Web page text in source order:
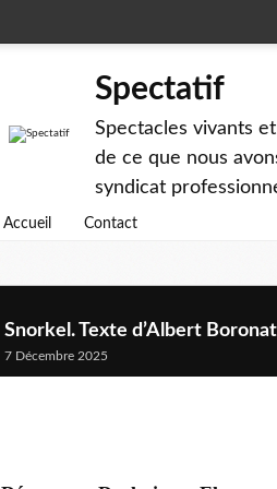
Spectatif
Spectacles vivants
de ce que nous
syndicat
Accueil Contact
Snorkel. Texte d’Albert
7 Décembre 2025